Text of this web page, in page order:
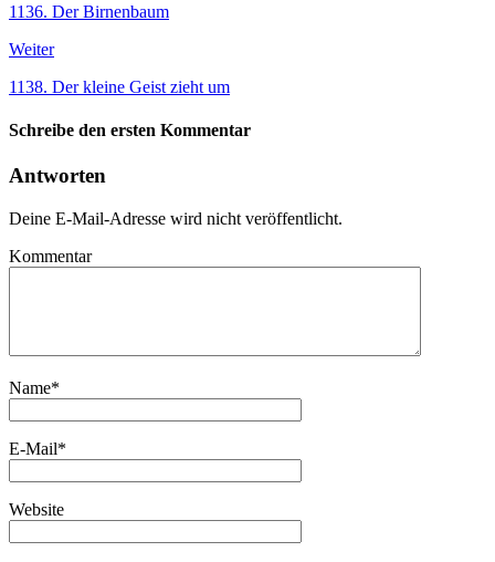
1136. Der Birnenbaum
Weiter
1138. Der kleine Geist zieht um
Schreibe den ersten Kommentar
Antworten
Deine E-Mail-Adresse wird nicht veröffentlicht.
Kommentar
Name*
E-Mail*
Website